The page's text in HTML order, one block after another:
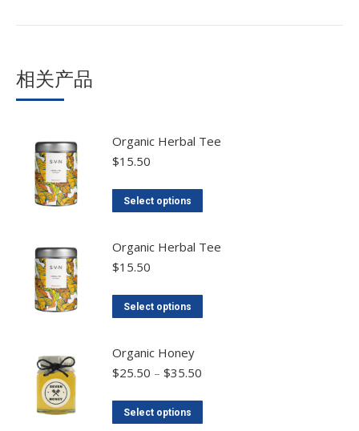
相关产品
Organic Herbal Tee
$15.50
Select options
Organic Herbal Tee
$15.50
Select options
Organic Honey
$25.50 – $35.50
Select options